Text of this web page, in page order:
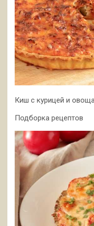
Киш с курицей и
Подборка рецептов